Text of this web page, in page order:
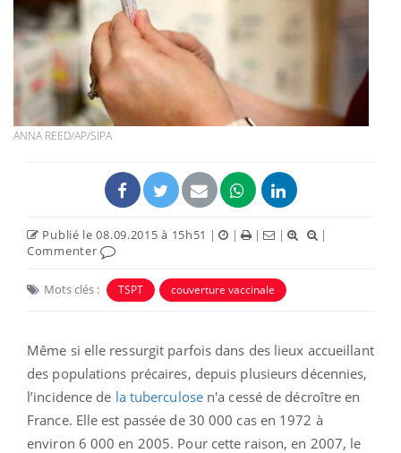
ANNA REED/AP/SIPA
Publié le 08.09.2015 à 15h51 | | | |
|
Commenter
Mots clés : TSPT couverture vaccinale
Même si elle ressurgit parfois dans des lieux accueillant
des populations précaires, depuis plusieurs décennies,
l’incidence de la tuberculosen'a cessé de décroître en
France. Elle est passée de 30 000 cas en 1972 à
environ 6 000 en 2005. Pour cette raison, en 2007, le